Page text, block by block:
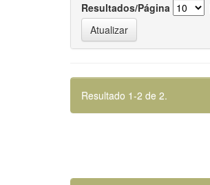
Resultados/Página
Resultado 1-2 de 2.